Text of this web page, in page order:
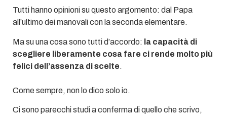
Tutti hanno opinioni su questo argomento: dal Papa
all’ultimo dei manovali con la seconda elementare.
Ma su una cosa sono tutti d’accordo: la capacità di
scegliere liberamente cosa fare ci rende molto più
felici dell’assenza di scelte.
Come sempre, non lo dico solo io.
Ci sono parecchi studi a conferma di quello che scrivo,